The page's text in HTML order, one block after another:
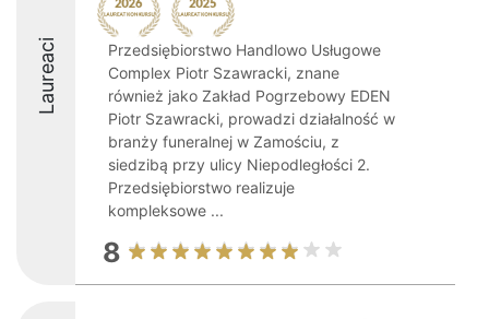
Laureaci
Przedsiębiorstwo Handlowo Usługowe
Complex Piotr Szawracki, znane
również jako Zakład Pogrzebowy EDEN
Piotr Szawracki, prowadzi działalność w
branży funeralnej w Zamościu, z
siedzibą przy ulicy Niepodległości 2.
Przedsiębiorstwo realizuje
kompleksowe ...
8